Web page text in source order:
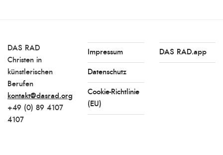
DAS RAD
Christen in
künstlerischen
Berufen
kontakt@dasrad.org
+49 (0) 89 4107
4107
Impressum
Datenschutz
Cookie-Richtlinie
(EU)
DAS RAD.app